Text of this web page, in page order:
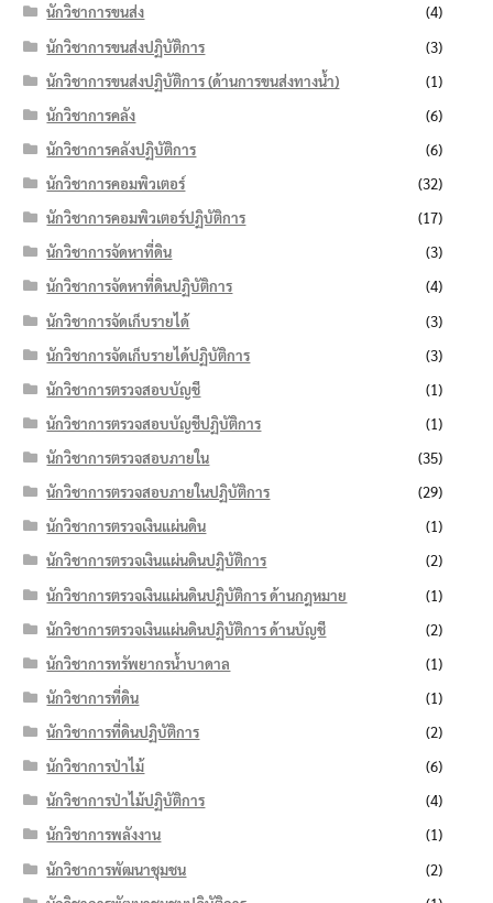
นักวิชาการขนส่ง
(4)
นักวิชาการขนส่งปฏิบัติการ
(3)
นักวิชาการขนส่งปฏิบัติการ (ด้านการขนส่งทางน้ำ)
(1)
นักวิชาการคลัง
(6)
นักวิชาการคลังปฏิบัติการ
(6)
นักวิชาการคอมพิวเตอร์
(32)
นักวิชาการคอมพิวเตอร์ปฏิบัติการ
(17)
นักวิชาการจัดหาที่ดิน
(3)
นักวิชาการจัดหาที่ดินปฏิบัติการ
(4)
นักวิชาการจัดเก็บรายได้
(3)
นักวิชาการจัดเก็บรายได้ปฏิบัติการ
(3)
นักวิชาการตรวจสอบบัญชี
(1)
นักวิชาการตรวจสอบบัญชีปฏิบัติการ
(1)
นักวิชาการตรวจสอบภายใน
(35)
นักวิชาการตรวจสอบภายในปฏิบัติการ
(29)
นักวิชาการตรวจเงินแผ่นดิน
(1)
นักวิชาการตรวจเงินแผ่นดินปฏิบัติการ
(2)
นักวิชาการตรวจเงินแผ่นดินปฏิบัติการ ด้านกฎหมาย
(1)
นักวิชาการตรวจเงินแผ่นดินปฏิบัติการ ด้านบัญชี
(2)
นักวิชาการทรัพยากรน้ำบาดาล
(1)
นักวิชาการที่ดิน
(1)
นักวิชาการที่ดินปฏิบัติการ
(2)
นักวิชาการป่าไม้
(6)
นักวิชาการป่าไม้ปฏิบัติการ
(4)
นักวิชาการพลังงาน
(1)
นักวิชาการพัฒนาชุมชน
(2)